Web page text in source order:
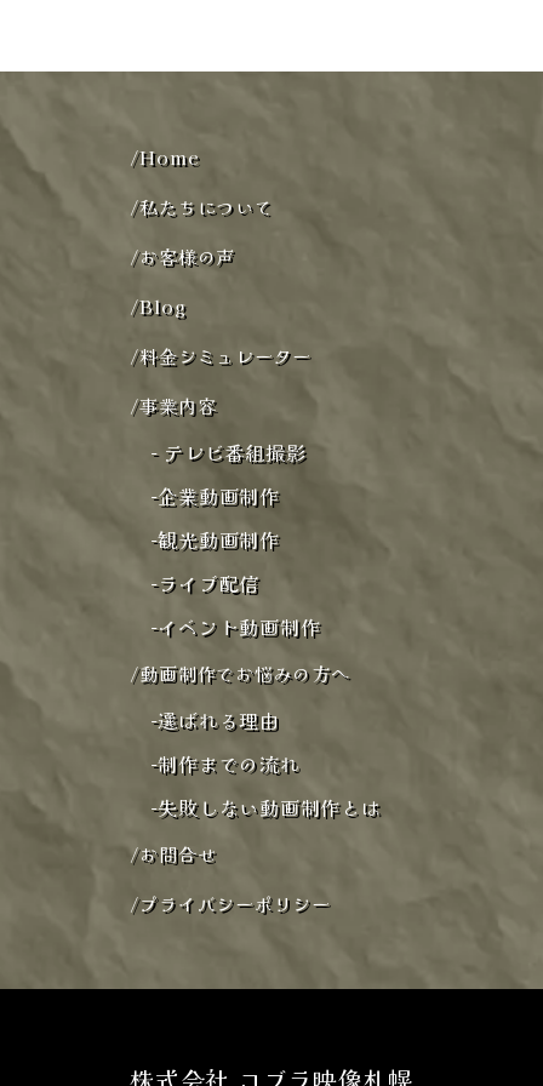
/Home
/私たちについて
/お客様の声
/Blog
/料金シミュレーター
/事業内容
-テレビ番組撮影
-企業動画制作
-観光動画制作
-ライブ配信
-イベント動画制作
/動画制作でお悩みの方へ
-選ばれる理由
-制作までの流れ
-失敗しない動画制作とは
/お問合せ
/プライバシーポリシー